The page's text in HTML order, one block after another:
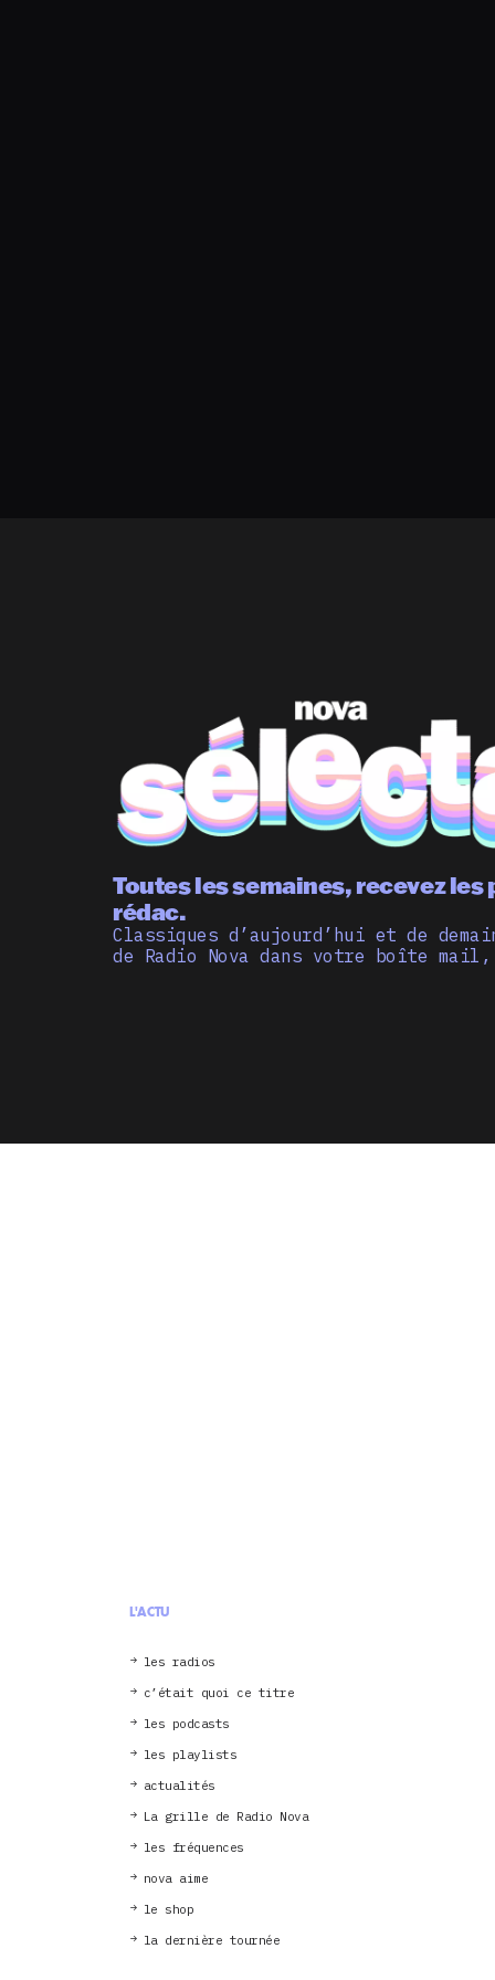
Toutes les semaines, recevez
rédac.
Classiques d’aujourd’hui et de
de Radio Nova dans votre boîte
L'ACTU
les radios
c’était quoi ce titre
les podcasts
les playlists
actualités
La grille de Radio Nova
les fréquences
nova aime
le shop
la dernière tournée